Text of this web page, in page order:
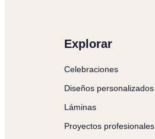
Explorar
Celebraciones
Diseños personalizados
Láminas
Proyectos profesionales